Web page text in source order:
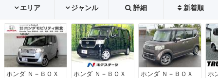
エリア ジャンル 詳細 新着順
ホンダ Ｎ－ＢＯＸ
ホンダ Ｎ－ＢＯＸ
ホンダ Ｎ－ＢＯＸ
ホ